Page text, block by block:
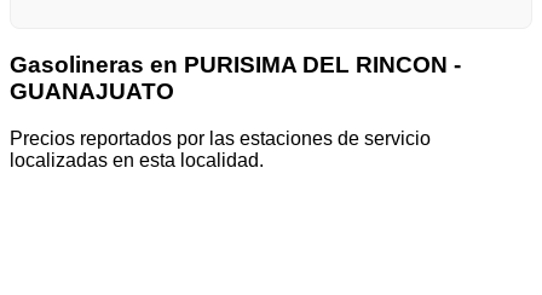
Gasolineras en PURISIMA DEL RINCON -
GUANAJUATO
Precios reportados por las estaciones de servicio
localizadas en esta localidad.